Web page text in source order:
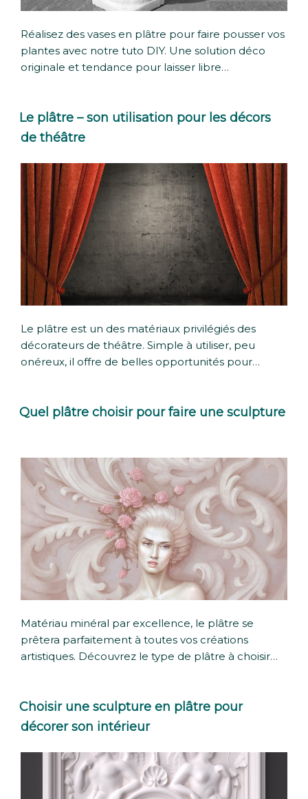
Réalisez des vases en plâtre pour faire pousser vos
plantes avec notre tuto DIY. Une solution déco
originale et tendance pour laisser libre…
Le plâtre – son utilisation pour les décors
de théâtre
Le plâtre est un des matériaux privilégiés des
décorateurs de théâtre. Simple à utiliser, peu
onéreux, il offre de belles opportunités pour…
Quel plâtre choisir pour faire une sculpture
Matériau minéral par excellence, le plâtre se
prêtera parfaitement à toutes vos créations
artistiques. Découvrez le type de plâtre à choisir…
Choisir une sculpture en plâtre pour
décorer son intérieur